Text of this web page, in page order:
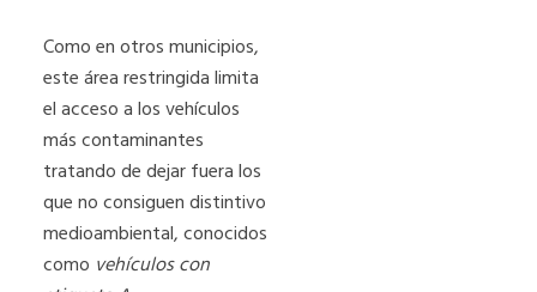
Como en otros municipios,
este área restringida limita
el acceso a los vehículos
más contaminantes
tratando de dejar fuera los
que no consiguen distintivo
medioambiental, conocidos
como vehículos con